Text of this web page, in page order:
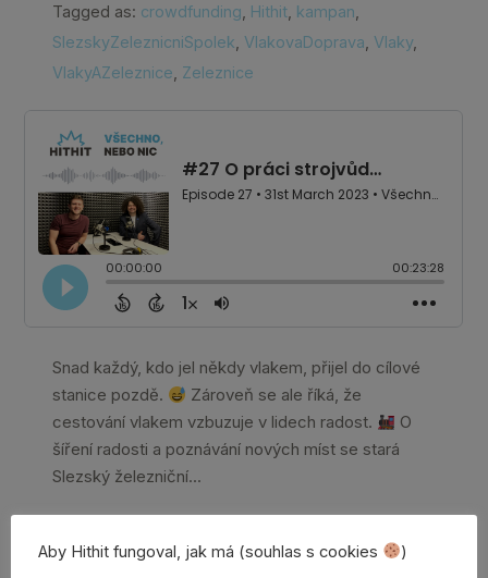
Tagged as: crowdfunding Hithit kampan
SlezskyZeleznicniSpolek VlakovaDoprava Vlaky,
VlakyAZeleznice Zeleznice
Snad každý, kdo jel někdy vlakem, přijel do cílové
stanice pozdě.
Zároveň se ale říká, že
cestování vlakem vzbuzuje v lidech radost.
O
šíření radosti a poznávání nových míst se stará
Slezský železniční...
Celý článek →
Aby Hithit fungoval, jak má (souhlas s cookies
)